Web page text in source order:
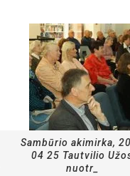
Sambūrio akimirka,
04 25 Tautvilio
nuotr_